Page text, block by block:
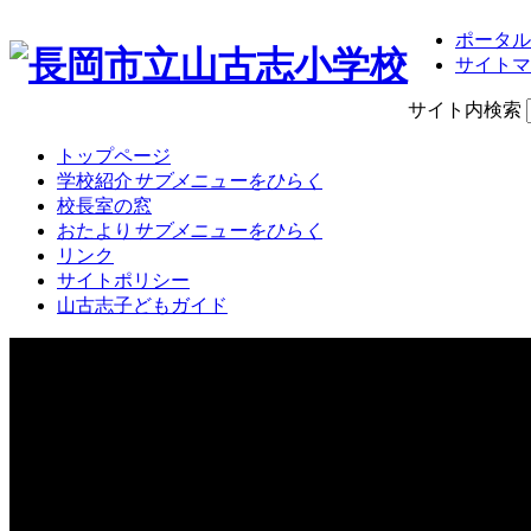
ポータ
サイト
サイト内検索
トップページ
学校紹介サブメニューをひらく
校長室の窓
おたより サブメニューをひらく
リンク
サイトポリシー
山古志子どもガイド